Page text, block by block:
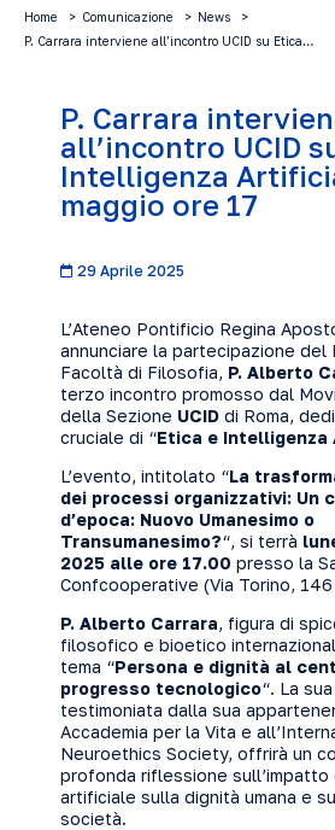
Home Comunicazione
News
P. Carrara interviene all’incontro UCID su Etica…
P. Carrara
all’incontro UCID
Intelligenza
maggio ore 17
29 Aprile 2025
L’Ateneo Pontificio Regina
annunciare la partecipazione del
Facoltà di Filosofia, P. Alberto
terzo incontro promosso dal
della Sezione UCID di Roma,
cruciale di “Etica e
L’evento, intitolato “La
dei processi organizzativi: Un
d’epoca: Nuovo Umanesimo o
Transumanesimo?“, si terrà
2025 alle ore 17.00 presso la
Confcooperative (Via Torino, 146
P. Alberto Carrara, figura di
filosofico e bioetico
tema “Persona e dignità al
progresso tecnologico“. La
testimoniata dalla sua
Accademia per la Vita e
Neuroethics Society, offrirà un
profonda riflessione sull’impatto
artificiale sulla dignità umana e
società.